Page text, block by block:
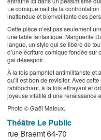
Le comique nait de la
inattendue et bienveillante des
Cette pièce n’est pas seulement
une fable fantastique. Marguerite
langue, un style qui se libère de
d’une écriture comique fondée sur
gai désespoir.
À la fois pamphlet antimilitariste et
qu’il est bon de revisiter. Avec
rabibochant, à la fois effrayant et
joyeuse vitalité d’une renaissance
Photo © Gaël Maleux.
Théâtre Le Public
rue Braemt 64-70